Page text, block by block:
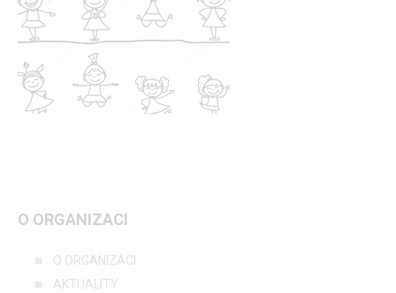
O ORGANIZACI
O ORGANIZACI
AKTUALITY